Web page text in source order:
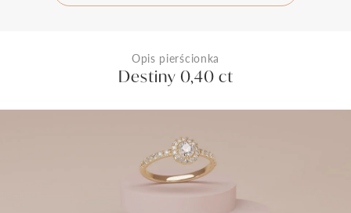
Opis pierścionka
Destiny 0,40 ct